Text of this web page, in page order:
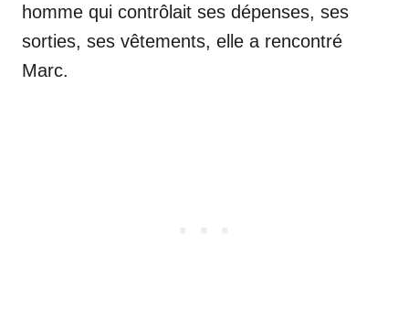
homme qui contrôlait ses dépenses, ses
sorties, ses vêtements, elle a rencontré
Marc.